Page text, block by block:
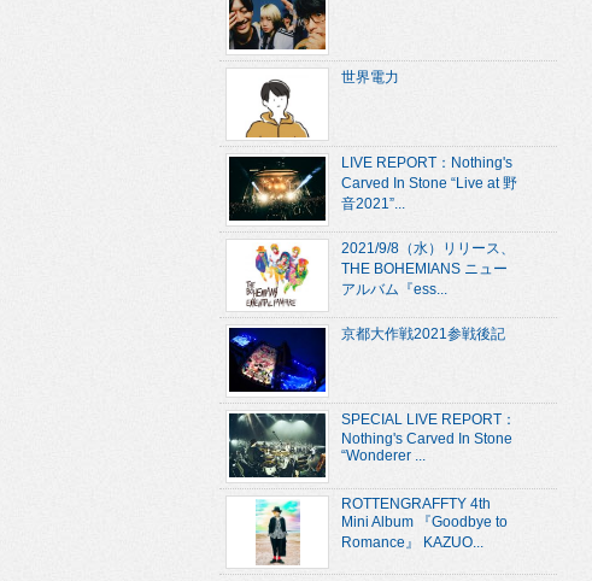
世界電力
LIVE REPORT：Nothing's
Carved In Stone “Live at 野
音2021”...
2021/9/8（水）リリース、
THE BOHEMIANS ニュー
アルバム『ess...
京都大作戦2021参戦後記
SPECIAL LIVE REPORT：
Nothing's Carved In Stone
“Wonderer ...
ROTTENGRAFFTY 4th
Mini Album 『Goodbye to
Romance』 KAZUO...